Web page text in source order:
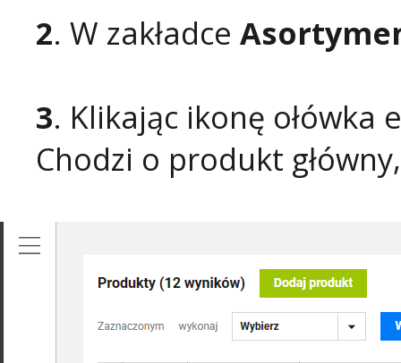
2. W zakładce
3. Klikając ikonę ołówka
Chodzi o produkt